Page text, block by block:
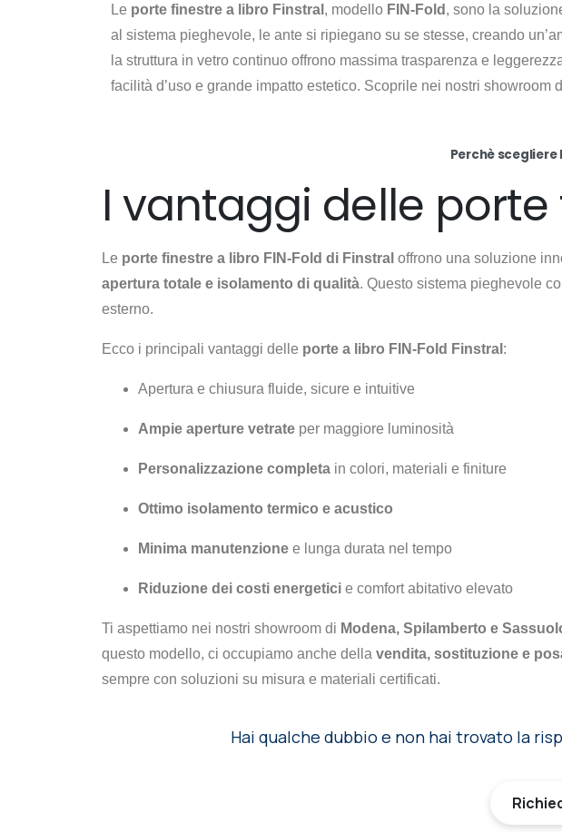
Le porte finestre a libro Finstral , modello FIN-Fold , sono la
al sistema pieghevole, le ante si ripiegano su se stesse, creando
la struttura in vetro continuo offrono massima trasparenza e
facilità d’uso e grande impatto estetico. Scoprile nei nostri showroom
Perchè
I vantaggi delle
Le porte finestre a libro FIN-Fold di Finstral offrono una soluzione
apertura totale e isolamento di qualità. Questo sistema pieghevole
esterno.
Ecco i principali vantaggi delle porte a libro FIN-Fold Finstral :
Apertura e chiusura fluide, sicure e intuitive
Ampie aperture vetrate per maggiore luminosità
Personalizzazione completa in colori, materiali e finiture
Ottimo isolamento termico e acustico
Minima manutenzione e lunga durata nel tempo
Riduzione dei costi energetici e comfort abitativo elevato
Ti aspettiamo nei nostri showroom di Modena, Spilamberto e
questo modello, ci occupiamo anche della vendita, sostituzione e
sempre con soluzioni su misura e materiali certificati.
Hai qualche dubbio e non hai trovato la